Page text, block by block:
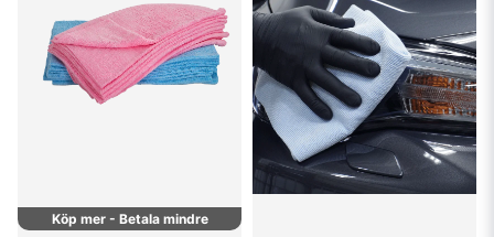
detaljerad behandling.
Fördelar med mikrofiberdukar
Exakt applicering – Perfekt för in- och urkanter, dekaler och tätningar.
– Mjuk och repfri med hög absorption.
– Jämn fördelning minskar produktspill.
Lätt att rengöra– Går enkelt att tvätta och återanvända.
Köp mer - Betala mindre